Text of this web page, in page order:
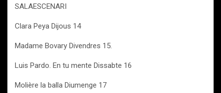
SALAESCENARI
Clara Peya Dijous 14
Madame Bovary Divendres 15.
Luis Pardo. En tu mente Dissabte 16
Molière la balla Diumenge 17